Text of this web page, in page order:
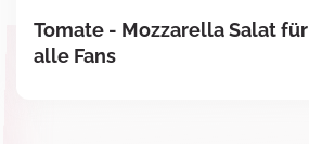
Tomate - Mozzarella Salat für
alle Fans